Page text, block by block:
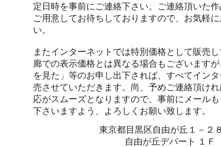
定日時を事前にご連絡下さい。ご連絡頂いた
ご用意してお待ちしておりますので、お気軽
い。
またインターネットでは特別価格として販売
廊での表示価格とは異なる場合もございます
を見た」等のお申し出下されば、すべてイン
売させていただきます。尚、予めご連絡頂け
応がスムーズとなりますので、事前にメール
下さいますよう、よろしくお願い致します。
東京都目黒区自由が丘１－２
自由が丘デパート １Ｆ